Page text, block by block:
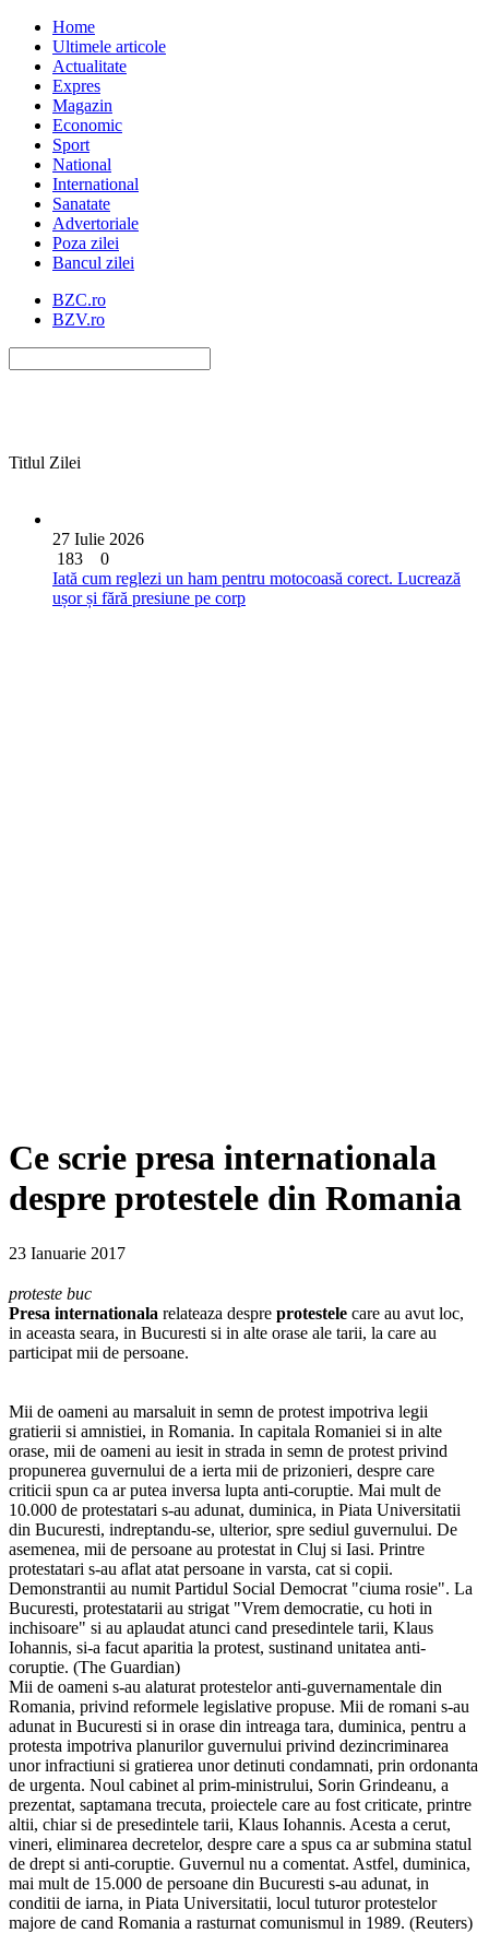
Home
Ultimele articole
Actualitate
Expres
Magazin
Economic
Sport
National
International
Sanatate
Advertoriale
Poza zilei
Bancul zilei
BZC.ro
BZV.ro
Titlul Zilei
27 Iulie 2026
183
0
Iată cum reglezi un ham pentru motocoasă corect. Lucrează
ușor și fără presiune pe corp
Ce scrie presa internationala
despre protestele din Romania
23 Ianuarie 2017
proteste buc
Presa internationala relateaza despre protestele care au avut loc,
in aceasta seara, in Bucuresti si in alte orase ale tarii, la care au
participat mii de persoane.
Mii de oameni au marsaluit in semn de protest impotriva legii
gratierii si amnistiei, in Romania. In capitala Romaniei si in alte
orase, mii de oameni au iesit in strada in semn de protest privind
propunerea guvernului de a ierta mii de prizonieri, despre care
criticii spun ca ar putea inversa lupta anti-coruptie. Mai mult de
10.000 de protestatari s-au adunat, duminica, in Piata Universitatii
din Bucuresti, indreptandu-se, ulterior, spre sediul guvernului. De
asemenea, mii de persoane au protestat in Cluj si Iasi. Printre
protestatari s-au aflat atat persoane in varsta, cat si copii.
Demonstrantii au numit Partidul Social Democrat "ciuma rosie". La
Bucuresti, protestatarii au strigat "Vrem democratie, cu hoti in
inchisoare" si au aplaudat atunci cand presedintele tarii, Klaus
Iohannis, si-a facut aparitia la protest, sustinand unitatea anti-
coruptie. (The Guardian)
Mii de oameni s-au alaturat protestelor anti-guvernamentale din
Romania, privind reformele legislative propuse. Mii de romani s-au
adunat in Bucuresti si in orase din intreaga tara, duminica, pentru a
protesta impotriva planurilor guvernului privind dezincriminarea
unor infractiuni si gratierea unor detinuti condamnati, prin ordonanta
de urgenta. Noul cabinet al prim-ministrului, Sorin Grindeanu, a
prezentat, saptamana trecuta, proiectele care au fost criticate, printre
altii, chiar si de presedintele tarii, Klaus Iohannis. Acesta a cerut,
vineri, eliminarea decretelor, despre care a spus ca ar submina statul
de drept si anti-coruptie. Guvernul nu a comentat. Astfel, duminica,
mai mult de 15.000 de persoane din Bucuresti s-au adunat, in
conditii de iarna, in Piata Universitatii, locul tuturor protestelor
majore de cand Romania a rasturnat comunismul in 1989. (Reuters)